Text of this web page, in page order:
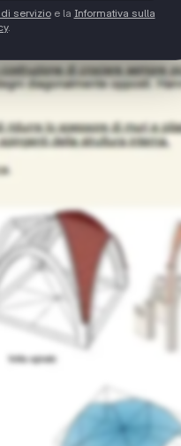
servizioe la Informativa sulla
.